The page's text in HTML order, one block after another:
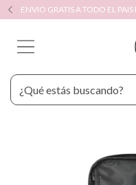
ENVIO GRATIS A TODO EL